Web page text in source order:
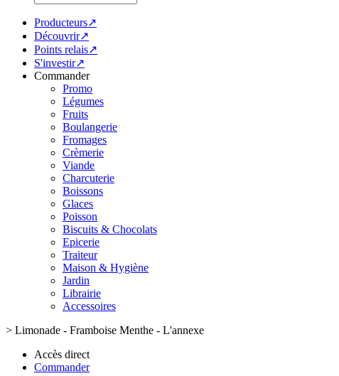
Producteurs↗
Découvrir↗
Points relais↗
S'investir↗
Commander
Promo
Légumes
Fruits
Boulangerie
Fromages
Crèmerie
Viande
Charcuterie
Boissons
Glaces
Poisson
Biscuits & Chocolats
Epicerie
Traiteur
Maison & Hygiène
Jardin
Librairie
Accessoires
> Limonade - Framboise Menthe - L'annexe
Accès direct
Commander